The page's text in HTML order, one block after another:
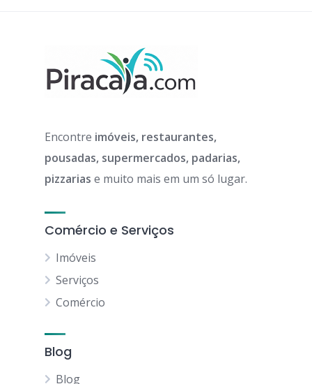
Encontre imóveis, restaurantes,
pousadas, supermercados, padarias,
pizzarias e muito mais em um só lugar.
Comércio e Serviços
Imóveis
Serviços
Comércio
Blog
Blog